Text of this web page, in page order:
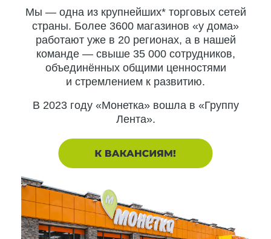
Мы — одна из крупнейших* торговых сетей
страны. Более 3600 магазинов «у дома»
работают уже в 20 регионах, а в нашей
команде — свыше 35 000 сотрудников,
объединённых общими ценностями
и стремлением к развитию.
В 2023 году «Монетка» вошла в «Группу
Лента».